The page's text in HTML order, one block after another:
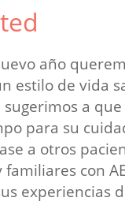
año
estilo de vida
sugerimos a
para su
a otros
familiares con
experiencias